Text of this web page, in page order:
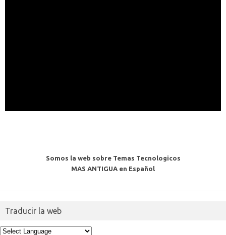
Somos la web sobre Temas Tecnologicos
MAS ANTIGUA en Español
Traducir la web